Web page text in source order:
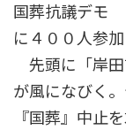
国葬抗議デモ
に４００人参加
先頭に「岸田
が風になびく
『国葬』中止